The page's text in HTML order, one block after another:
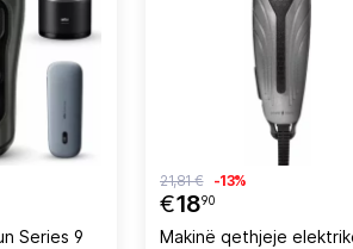
Series 9
€1890
21,81 € -13%
Makinë qethjeje